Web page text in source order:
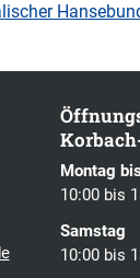
Montag
10:00 bis
Samstag
10:00 bis